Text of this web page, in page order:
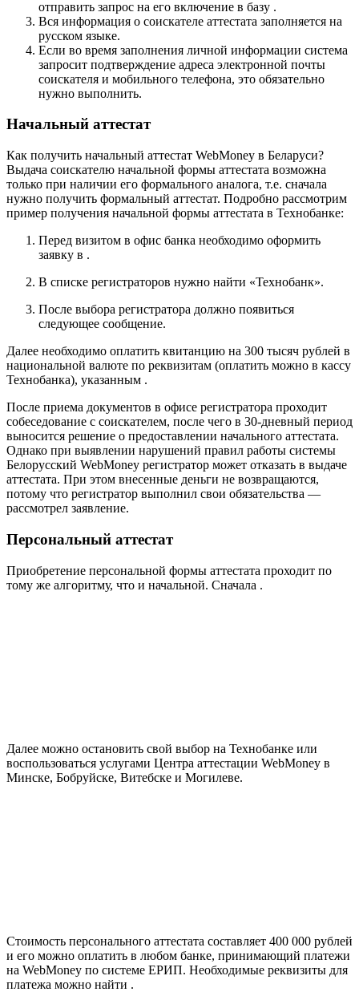
отправить запрос на его включение в базу .
Вся информация о соискателе аттестата заполняется на
русском языке.
Если во время заполнения личной информации система
запросит подтверждение адреса электронной почты
соискателя и мобильного телефона, это обязательно
нужно выполнить.
Начальный аттестат
Как получить начальный аттестат WebMoney в Беларуси?
Выдача соискателю начальной формы аттестата возможна
только при наличии его формального аналога, т.е. сначала
нужно получить формальный аттестат. Подробно рассмотрим
пример получения начальной формы аттестата в Технобанке:
Перед визитом в офис банка необходимо оформить
заявку в .
В списке регистраторов нужно найти «Технобанк».
После выбора регистратора должно появиться
следующее сообщение.
Далее необходимо оплатить квитанцию на 300 тысяч рублей в
национальной валюте по реквизитам (оплатить можно в кассу
Технобанка), указанным .
После приема документов в офисе регистратора проходит
собеседование с соискателем, после чего в 30-дневный период
выносится решение о предоставлении начального аттестата.
Однако при выявлении нарушений правил работы системы
Белорусский WebMoney регистратор может отказать в выдаче
аттестата. При этом внесенные деньги не возвращаются,
потому что регистратор выполнил свои обязательства —
рассмотрел заявление.
Персональный аттестат
Приобретение персональной формы аттестата проходит по
тому же алгоритму, что и начальной. Сначала .
Далее можно остановить свой выбор на Технобанке или
воспользоваться услугами Центра аттестации WebMoney в
Минске, Бобруйске, Витебске и Могилеве.
Стоимость персонального аттестата составляет 400 000 рублей
и его можно оплатить в любом банке, принимающий платежи
на WebMoney по системе ЕРИП. Необходимые реквизиты для
платежа можно найти .